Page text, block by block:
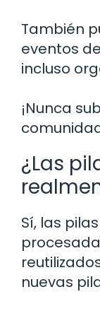
También
eventos
incluso
¡Nunca
¿Las
Sí, las
nuevas